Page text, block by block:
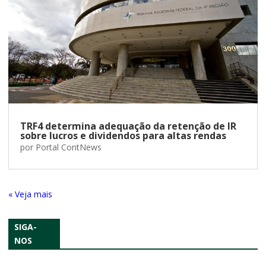
TRF4 determina adequação da retenção de IR
sobre lucros e dividendos para altas rendas
por Portal ContNews
« Entradas Antigas
SIGA-
NOS